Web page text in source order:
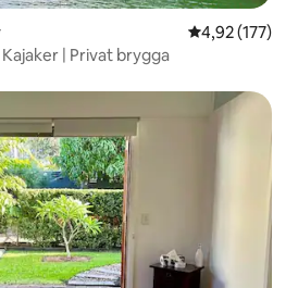
4,92 av 5 i
4,92 (177)
| Privat brygga